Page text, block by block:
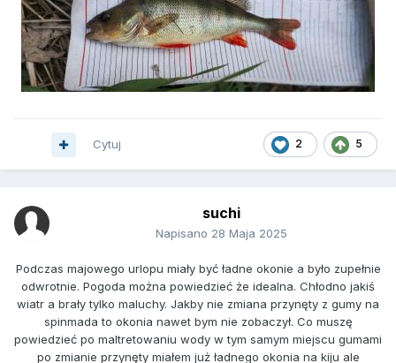
2 5
Cytuj
suchi
Napisano 28 Maja 2025
Podczas majowego urlopu miały być ładne okonie a było zupełnie
odwrotnie. Pogoda można powiedzieć że idealna. Chłodno jakiś
wiatr a brały tylko maluchy. Jakby nie zmiana przynęty z gumy na
spinmada to okonia nawet bym nie zobaczył. Co muszę
powiedzieć po maltretowaniu wody w tym samym miejscu gumami
po zmianie przynęty miałem już ładnego okonia na kiju ale